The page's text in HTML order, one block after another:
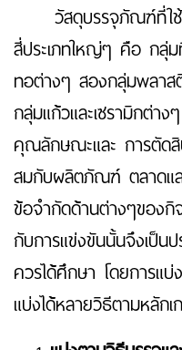
วัสดุบรรจุภัณฑ์ที่ใช้กั
สี่ประเภทใหญ่ๆ คือ กลุ่
ทอต่างๆ สองกลุ่มพลา
กลุ่มแก้วและเซรามิกต่า
คุณลักษณะและ การตัดสิ
สมกับผลิตภัณฑ์ ตลาดแล
ข้อจำกัดด้านต่างๆของกิ
กับการแข่งขันนั้นจึงเป็น
ควรได้ศึกษา โดยการแ
แบ่งได้หลายวิธีตามหลัก